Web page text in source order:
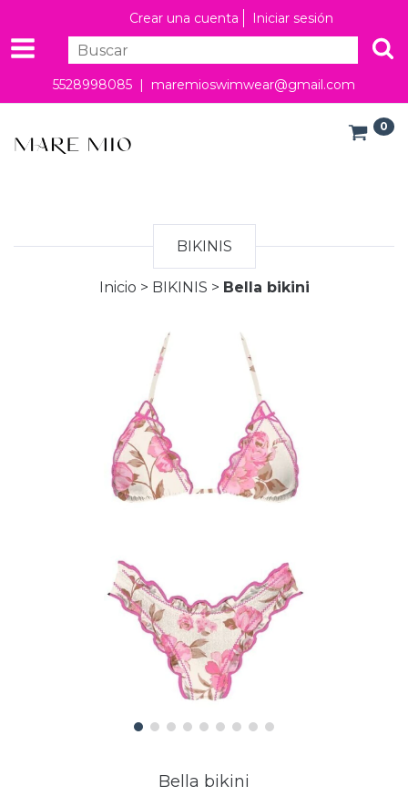
Crear una cuenta Iniciar sesión
5528998085 | maremioswimwear@gmail.com
0
BIKINIS
Inicio > BIKINIS > Bella bikini
Bella bikini